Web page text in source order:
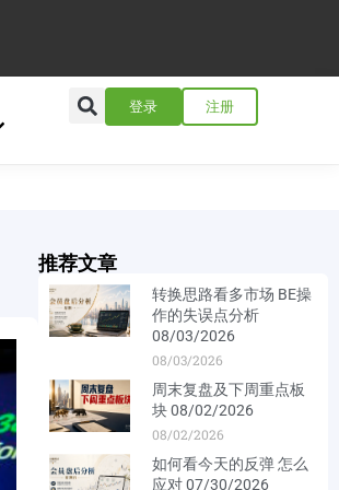
登录 注册
推荐文章
转换思路看多市场 BE操
作的失误点分析
08/03/2026
08/03/2026
周末复盘及下周重点板
块 08/02/2026
08/02/2026
如何看今天的反弹 怎么
应对 07/30/2026